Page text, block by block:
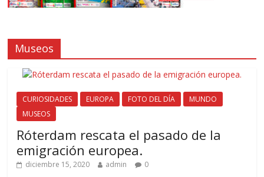
Museos
CURIOSIDADES EUROPA FOTO DEL DÍA
MUNDO
MUSEOS
Róterdam rescata el pasado de la
emigración europea.
diciembre 15, 2020 admin 0